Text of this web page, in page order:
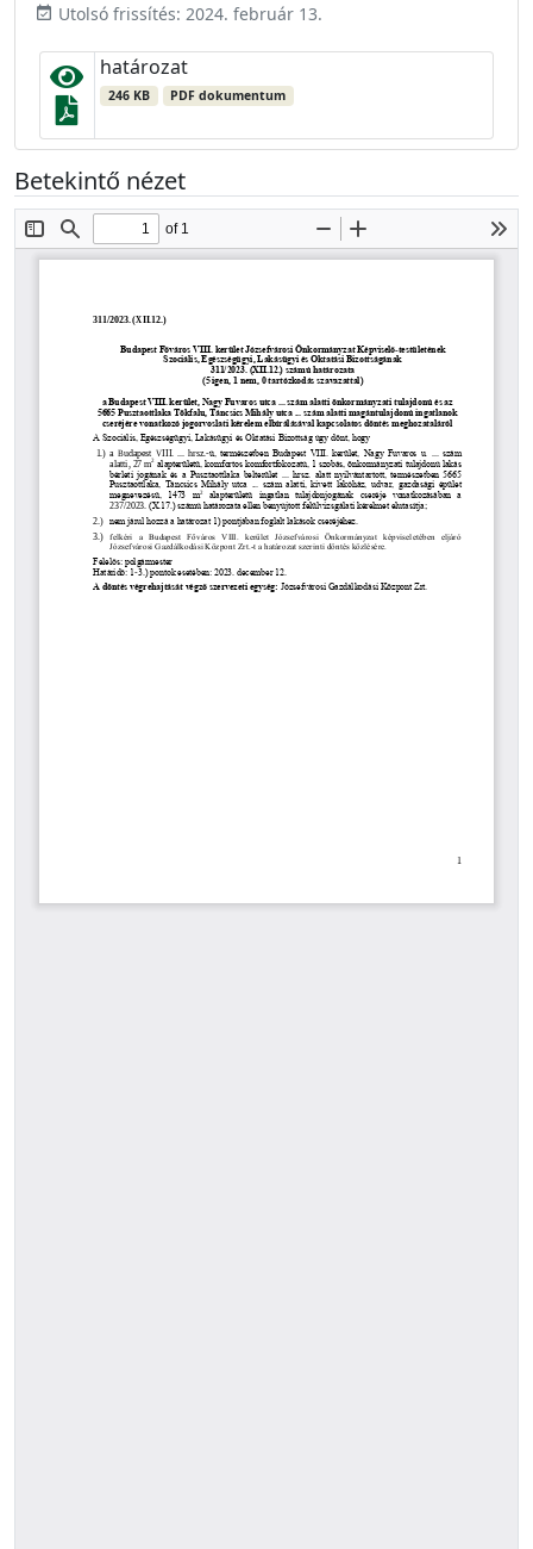
event_available Utolsó frissítés: 2024. február 13.
határozat
246 KB PDF dokumentum
Betekintő nézet